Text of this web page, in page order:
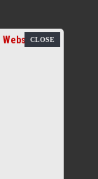
Website